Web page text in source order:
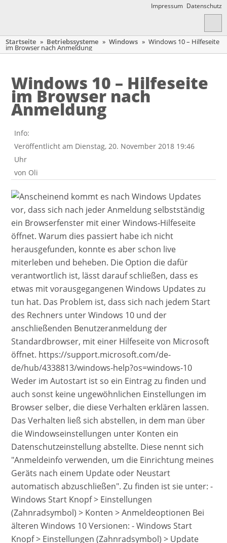
Impressum Datenschutz
Startseite » Betriebssysteme » Windows » Windows 10 – Hilfeseite
im Browser nach Anmeldung
Windows 10 – Hilfeseite
im Browser nach
Anmeldung
Info:
Veröffentlicht am Dienstag, 20. November 2018 19:46
Uhr
von Oli